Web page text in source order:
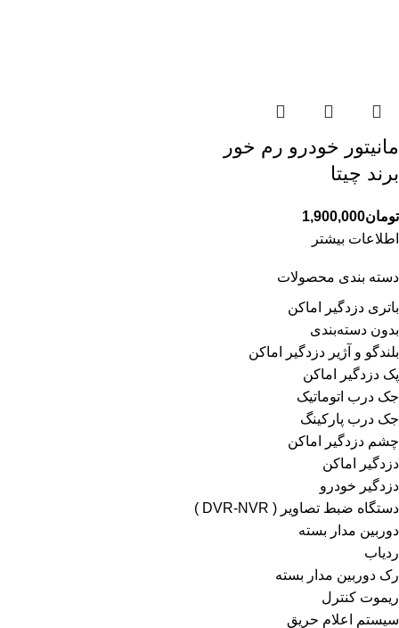
دسته بندی محصولات
باتری دزدگیر اماکن
بدون دسته‌بندی
بلندگو و آژیر دزدگیر اماکن
پک دزدگیر اماکن
جک درب اتوماتیک
جک درب پارکینگ
چشم دزدگیر اماکن
دزدگیر اماکن
دزدگیر خودرو
دستگاه ضبط تصاویر ( DVR-NVR )
دوربین مدار بسته
ردیاب
رک دوربین مدار بسته
ریموت کنترل
سیستم اعلام حریق
مانیتور خودرو رم خور
برند چیتا
تومان1,900,000
اطلاعات بیشتر